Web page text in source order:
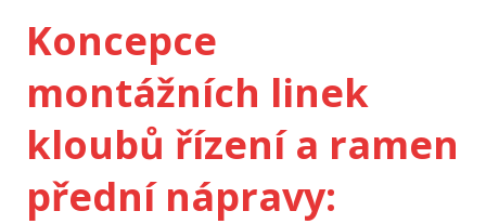
Koncepce
montážních linek
kloubů řízení a ramen
přední nápravy: